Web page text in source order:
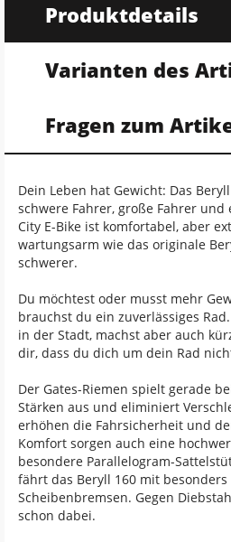
Produktdetails
Varianten des
Fragen zum
Dein Leben hat Gewicht: Das
schwere Fahrer, große Fahrer und
City E-Bike ist komfortabel, aber
wartungsarm wie das originale
schwerer.
Du möchtest oder musst mehr
brauchst du ein zuverlässiges
in der Stadt, machst aber auch
dir, dass du dich um dein Rad
Der Gates-Riemen spielt gerade
Stärken aus und eliminiert
erhöhen die Fahrsicherheit und
Komfort sorgen auch eine
besondere Parallelogram-
fährt das Beryll 160 mit
Scheibenbremsen. Gegen
schon dabei.